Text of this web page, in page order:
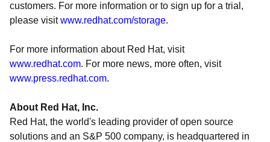
customers. For more information or to sign up for a trial,
please visitwww.redhat.com/storage.
For more information about Red Hat, visit
www.redhat.com. For more news, more often, visit
www.press.redhat.com.
About Red Hat, Inc.
Red Hat, the world's leading provider of open source
solutions and an S&P 500 company, is headquartered in